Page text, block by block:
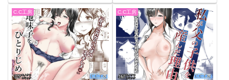
C.C工房 C.C工房